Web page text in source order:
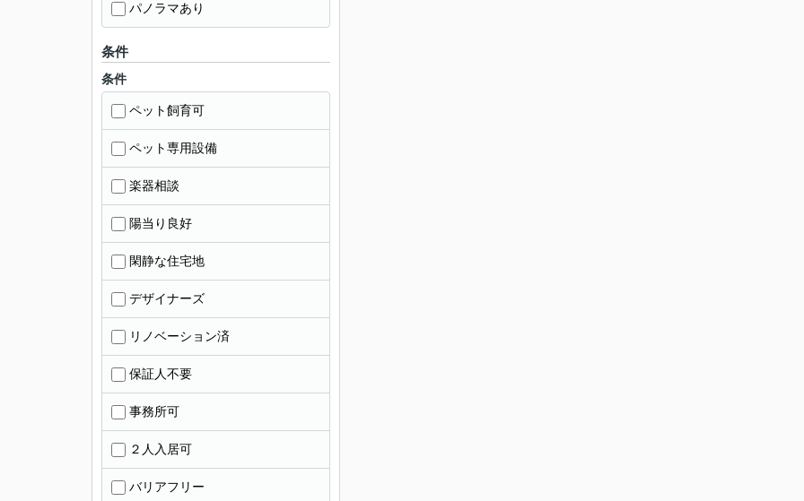
パノラマあり
条件
条件
ペット飼育可
ペット専用設備
楽器相談
陽当り良好
閑静な住宅地
デザイナーズ
リノベーション済
保証人不要
事務所可
２人入居可
バリアフリー